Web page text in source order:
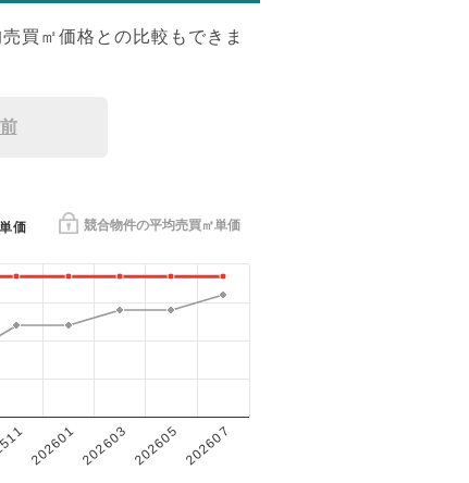
買㎡価格との比較もできま
競合物件の平均売買㎡単価
価
202601202603 202605 202607